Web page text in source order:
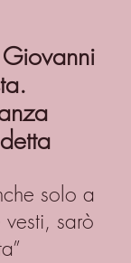
solo a
sarò